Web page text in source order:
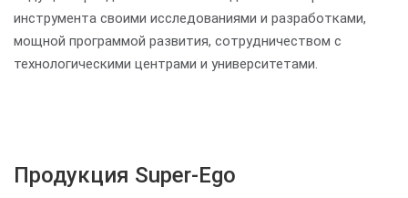
инструмента своими исследованиями и разработками,
мощной программой развития, сотрудничеством с
технологическими центрами и университетами.
Продукция Super-Ego